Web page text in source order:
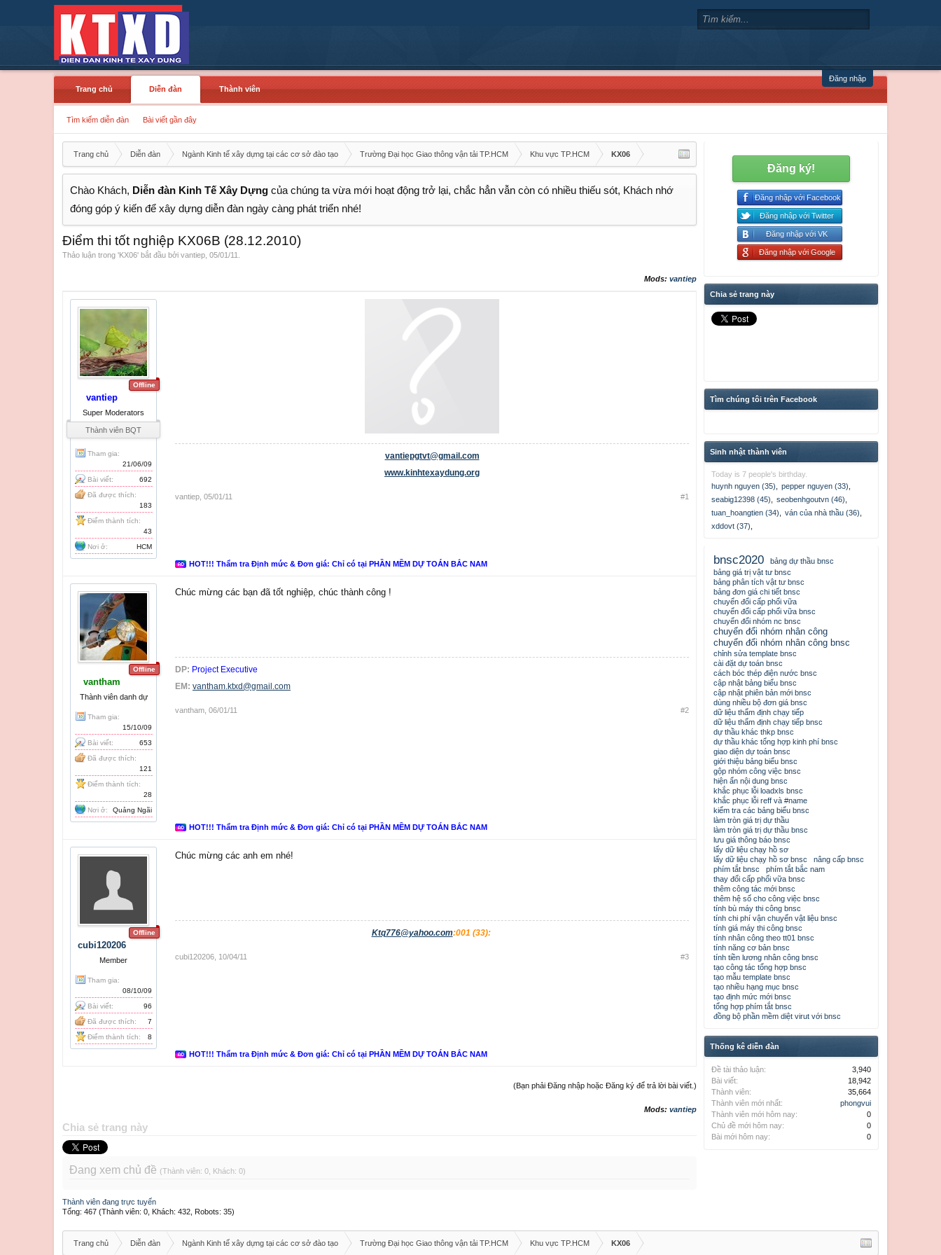
Đăng nhập
Trang chủ
Diễn đàn
Tìm kiếm diễn đàn Bài viết gần đây
Thành viên
Trang chủ Diễn đàn Ngành Kinh tế xây dựng tại các cơ sở đào tạo Trường Đại học Giao thông vận tải TP.HCM Khu vực TP.HCM KX06
Chào Khách, Diễn đàn Kinh Tế Xây Dựng của chúng ta vừa mới hoạt động trở lại, chắc hẳn vẫn còn có nhiều thiếu sót, Khách nhớ
đóng góp ý kiến để xây dựng diễn đàn ngày càng phát triển nhé!
Điểm thi tốt nghiệp KX06B (28.12.2010)
Thảo luận trong 'KX06' bắt đầu bởi vantiep 05/01/11
Mods: vantiep
Offline
vantiep
Super Moderators
Thành viên BQT
Tham gia:
21/06/09
Bài viết:
692
Đã được thích:
183
Điểm thành tích:
43
Nơi ở:
HCM
vantiepgtvt@gmail.com
www.kinhtexaydung.org
vantiep 05/01/11 #1
HOT!!! Thẩm tra Định mức & Đơn giá: Chỉ có tại PHẦN MỀM DỰ TOÁN BẮC NAM
Offline
vantham
Thành viên danh dự
Tham gia:
15/10/09
Bài viết:
653
Đã được thích:
121
Điểm thành tích:
28
Nơi ở:
Quảng Ngãi
Chúc mừng các bạn đã tốt nghiệp, chúc thành công !
DP: Project Executive
EM: vantham.ktxd@gmail.com
vantham 06/01/11 #2
HOT!!! Thẩm tra Định mức & Đơn giá: Chỉ có tại PHẦN MỀM DỰ TOÁN BẮC NAM
Offline
cubi120206
Member
Tham gia:
08/10/09
Bài viết:
96
Đã được thích:
7
Điểm thành tích:
8
Chúc mừng các anh em nhé!
Ktq776@yahoo.com:001 (33): ​
cubi120206 10/04/11 #3
HOT!!! Thẩm tra Định mức & Đơn giá: Chỉ có tại PHẦN MỀM DỰ TOÁN BẮC NAM
(Bạn phải Đăng nhập hoặc Đăng ký để trả lời bài viết.)
Mods: vantiep
Chia sẻ trang này
Đang xem chủ đề (Thành viên: 0, Khách: 0)
Thành viên đang trực tuyến
Tổng: 467 (Thành viên: 0, Khách: 432, Robots: 35)
Đăng ký!
Đăng nhập với Facebook
Đăng nhập với Twitter
Đăng nhập với VK
Đăng nhập với Google
Chia sẻ trang này
Tìm chúng tôi trên Facebook
Sinh nhật thành viên
Today is 7 people's birthday.
huynh nguyen (35)
pepper nguyen (33)
seabig12398 (45)
seobenhgoutvn (46)
tuan_hoangtien (34)
ván của nhà thầu (36)
xddovt (37)
bnsc2020
bảng dự thầu bnsc
bảng giá trị vật tư bnsc
bảng phân tích vật tư bnsc
bảng đơn giá chi tiết bnsc
chuyển đổi cấp phối vữa
chuyển đổi cấp phối vữa bnsc
chuyển đổi nhóm nc bnsc
chuyển đổi nhóm nhân công
chuyển đổi nhóm nhân công bnsc
chỉnh sửa template bnsc
cài đặt dự toán bnsc
cách bóc thép điện nước bnsc
cập nhật bảng biểu bnsc
cập nhật phiên bản mới bnsc
dùng nhiều bộ đơn giá bnsc
dữ liệu thẩm định chạy tiếp
dữ liệu thẩm định chạy tiếp bnsc
dự thầu khác thkp bnsc
dự thầu khác tổng hợp kinh phí bnsc
giao diện dự toán bnsc
giới thiệu bảng biểu bnsc
gộp nhóm công việc bnsc
hiện ẩn nội dung bnsc
khắc phục lỗi loadxls bnsc
khắc phục lỗi reff và #name
kiểm tra các bảng biểu bnsc
làm tròn giá trị dự thầu
làm tròn giá trị dự thầu bnsc
lưu giá thông báo bnsc
lấy dữ liệu chạy hồ sơ
lấy dữ liệu chạy hồ sơ bnsc
nâng cấp bnsc
phím tắt bnsc
phím tắt bắc nam
thay đổi cấp phối vữa bnsc
thêm công tác mới bnsc
thêm hệ số cho công việc bnsc
tính bù máy thi công bnsc
tính chi phí vận chuyển vật liệu bnsc
tính giá máy thi công bnsc
tính nhân công theo tt01 bnsc
tính năng cơ bản bnsc
tính tiền lương nhân công bnsc
tạo công tác tổng hợp bnsc
tạo mẫu template bnsc
tạo nhiều hạng mục bnsc
tạo định mức mới bnsc
tổng hợp phím tắt bnsc
đồng bộ phần mềm diệt virut với bnsc
Thống kê diễn đàn
Đề tài thảo luận:
3,940
Bài viết:
18,942
Thành viên:
35,664
Thành viên mới nhất:
phongvui
Thành viên mới hôm nay:
0
Chủ đề mới hôm nay:
0
Bài mới hôm nay:
0
Trang chủ Diễn đàn Ngành Kinh tế xây dựng tại các cơ sở đào tạo Trường Đại học Giao thông vận tải TP.HCM Khu vực TP.HCM KX06